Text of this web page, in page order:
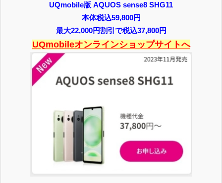
UQmobile版 AQUOS sense8 SHG11
本体税込59,800円
最大22,000円割引で税込37,800円
UQmobileオンラインショップサイトへ